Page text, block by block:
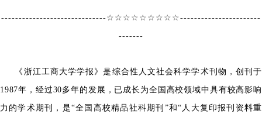
------------------------------☆☆☆☆☆☆☆☆☆-----------------------
-------
《浙江工商大学学报》是综合性人文社会科学学术刊物，创刊于
1987年，经过30多年的发展，已成长为全国高校领域中具有较高影响
力的学术期刊，是“全国高校精品社科期刊”和“人大复印报刊资料重